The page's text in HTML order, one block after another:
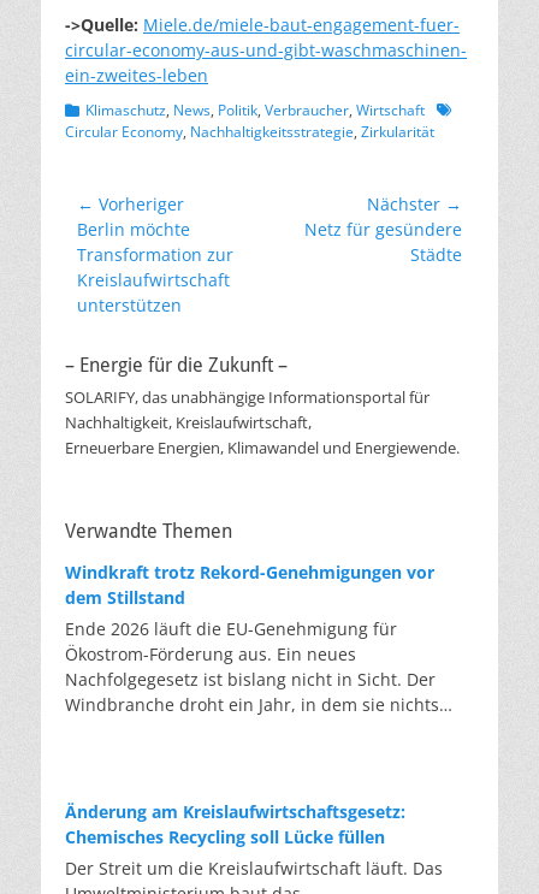
->Quelle: Miele.de/miele-baut-engagement-fuer-
circular-economy-aus-und-gibt-waschmaschinen-
ein-zweites-leben
Kategorien
Klimaschutz, News, Politik, Verbraucher, Wirtschaft Schlagworte
Circular Economy, Nachhaltigkeitsstrategie, Zirkularität
Beitragsnavigation
← Vorheriger
Vorheriger
Beitrag:
Berlin möchte
Transformation zur
Kreislaufwirtschaft
unterstützen
Nächster →
Nächster
Netz für gesündere
Städte
– Energie für die Zukunft –
SOLARIFY, das unabhängige Informationsportal für
Nachhaltigkeit, Kreislaufwirtschaft,
Erneuerbare Energien, Klimawandel und Energiewende.
Verwandte Themen
Windkraft trotz Rekord-Genehmigungen vor
dem Stillstand
Ende 2026 läuft die EU-Genehmigung für
Ökostrom-Förderung aus. Ein neues
Nachfolgegesetz ist bislang nicht in Sicht. Der
Windbranche droht ein Jahr, in dem sie nichts
die Verfahren laufen heute deutlich schneller. Die
Halbjahresbilanz der Branche bestätigt dieses
Muster: So viele Windräder wie nie zuvor wurden
genehmigt, doch im ersten Halbjahr gingen netto
Änderung am Kreislaufwirtschaftsgesetz:
Chemisches Recycling soll Lücke füllen
Der Streit um die Kreislaufwirtschaft läuft. Das